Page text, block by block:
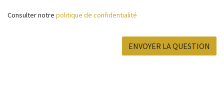
Consulter notre politique de confidentialité
ENVOYER LA QUESTION